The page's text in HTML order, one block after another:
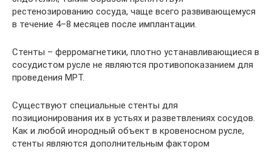
рестенозированию сосуда, чаще всего развивающемуся
в течение 4–8 месяцев после имплантации.
Стенты – ферромагнетики, плотно устанавливающиеся в
сосудистом русле не являются противопоказанием для
проведения МРТ.
Существуют специальные стенты для
позиционирования их в устьях и разветвлениях сосудов.
Как и любой инородный объект в кровеносном русле,
стенты являются дополнительным фактором